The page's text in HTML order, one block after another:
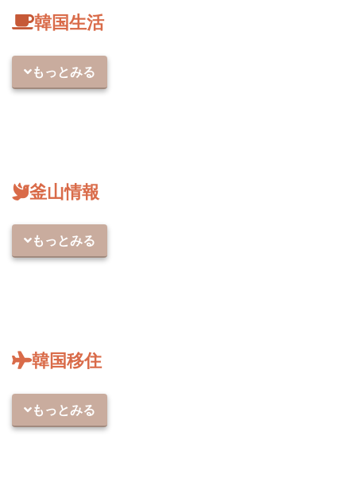
韓国生活
もっとみる
釜山情報
もっとみる
韓国移住
もっとみる